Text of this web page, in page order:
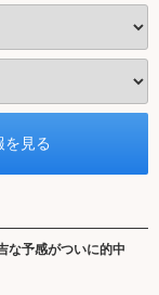
予感がついに的中